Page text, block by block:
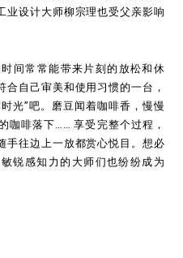
业设计大师柳宗理也受父亲影响
间常常能带来片刻的放松和休
自己审美和使用习惯的一台，
光”吧。磨豆闻着咖啡香，慢慢
咖啡落下…… 享受完整个过程，
手往边上一放都赏心悦目。想必
锐感知力的大师们也纷纷成为